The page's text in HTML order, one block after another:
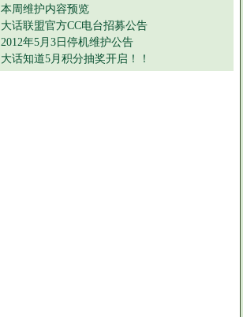
本周维护内容预览
大话联盟官方CC电台招募公告
2012年5月3日停机维护公告
大话知道5月积分抽奖开启！！